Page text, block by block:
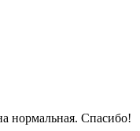
нормальная. Спасибо!